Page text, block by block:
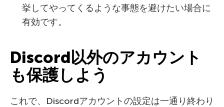
挙してやってくるような事態を避けたい場合に
有効です。
Discord以外のアカウント
も保護しよう
これで、Discordアカウントの設定は一通り終わり